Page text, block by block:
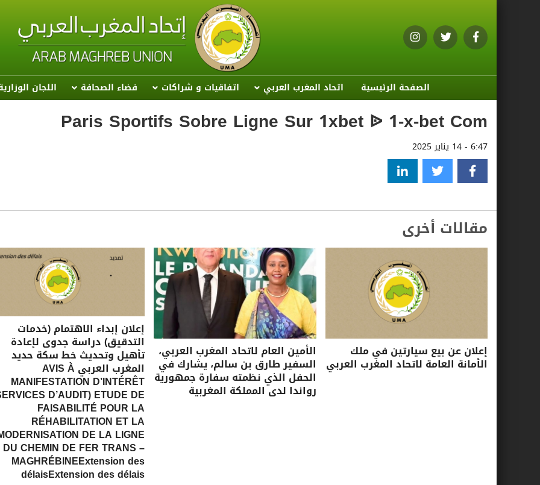
الصفحة الرئيسية اتحاد المغرب العربي اتفاقيات و شراكات فضاء الصحافة اللجان
Paris Sportifs Sobre Ligne Sur 1xbet ᐉ 1-x-bet Com
6:47 - 14 يناير 2025
مقالات أخرى
إعلان عن بيع سيارتين في ملك
الأمانة العامة لاتحاد المغرب العربي
الأمين العام لاتحاد المغرب العربي،
السفير طارق بن سالم، يشارك في
الحفل الذي نظمته سفارة جمهورية
رواندا لدى المملكة المغربية
إعلان إبداء الاهتمام (خدمات
التدقيق) دراسة جدوى لإعادة
تأهيل وتحديث خط سكة حديد
المغرب العربي AVIS À
MANIFESTATION D’INTÉRÊT
D’AUDIT) ETUDE DE
FAISABILITÉ POUR LA
RÉHABILITATION ET LA
DE LA LIGNE
DU CHEMIN DE FER TRANS –
MAGHRÉBINEExtension des
délaisExtension des délais